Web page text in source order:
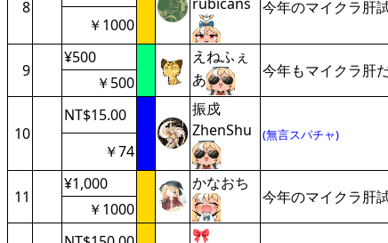
8
今年のマイクラ肝
￥1000
9
¥500
えねふぇ
あ
今年もマイクラ肝
￥500
10
NT$15.00
振戍
ZhenShu
(無言スパチャ)
￥74
11
¥1,000 かなおち
今年のマイクラ肝
￥1000
🎀